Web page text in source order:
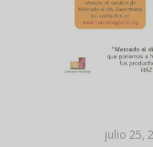
julio 25,